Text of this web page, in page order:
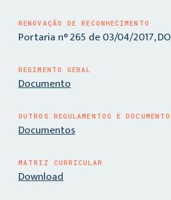
RENOVAÇÃO DE RECONHECIMENTO
Portaria n° 265 de 03/04/2017,
REGIMENTO GERAL
Documento
OUTROS REGULAMENTOS E
Documentos
MATRIZ CURRICULAR
Download